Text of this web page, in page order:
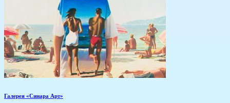
Галерея «Синара Арт»